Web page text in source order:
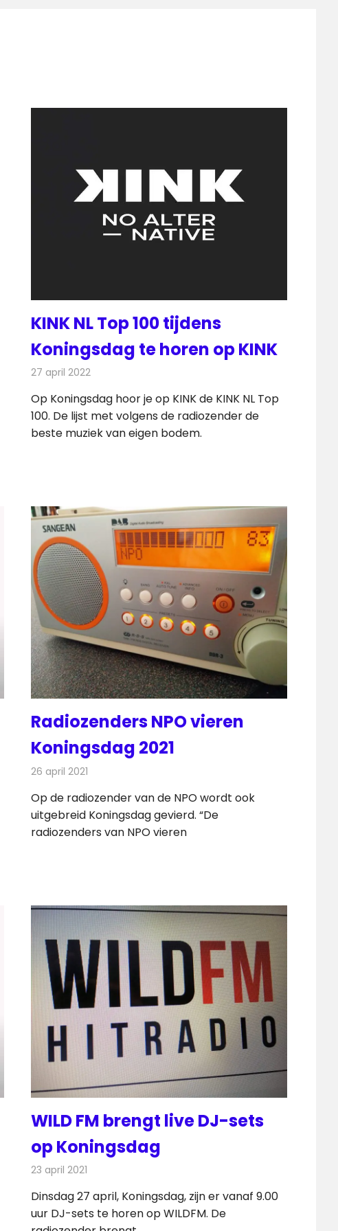
KINK NL Top 100 tijdens
Koningsdag te horen op KINK
27 april 2022Redactie
Radionieuws
Op Koningsdag hoor je op KINK de KINK NL Top
100. De lijst met volgens de radiozender de
beste muziek van eigen bodem.
Radiozenders NPO vieren
Koningsdag 2021
26 april 2021
Op de radiozender van de NPO wordt ook
uitgebreid Koningsdag gevierd. “De
radiozenders van NPO vieren
WILD FM brengt live DJ-sets
op Koningsdag
23 april 2021
Dinsdag 27 april, Koningsdag, zijn er vanaf 9.00
uur DJ-sets te horen op WILDFM. De